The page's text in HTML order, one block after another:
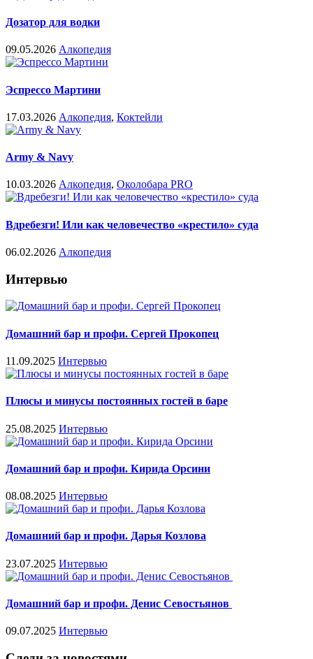
Дозатор для водки
09.05.2026 Алкопедия
Эспрессо Мартини
17.03.2026 Алкопедия, Коктейли
Army & Navy
10.03.2026 Алкопедия, Околобара PRO
Вдребезги! Или как человечество «крестило» суда
06.02.2026 Алкопедия
Интервью
Домашний бар и профи. Сергей Прокопец
11.09.2025 Интервью
Плюсы и минусы постоянных гостей в баре
25.08.2025 Интервью
Домашний бар и профи. Кирида Орсини
08.08.2025 Интервью
Домашний бар и профи. Дарья Козлова
23.07.2025 Интервью
Домашний бар и профи. Денис Севостьянов
09.07.2025 Интервью